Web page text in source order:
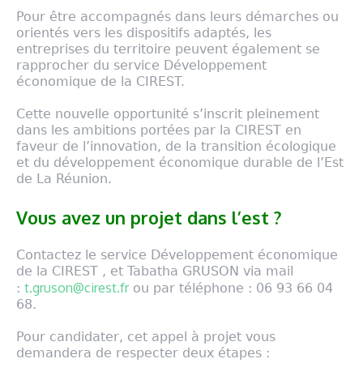
Pour être accompagnés dans leurs démarches ou
orientés vers les dispositifs adaptés, les
entreprises du territoire peuvent également se
rapprocher du service Développement
économique de la CIREST.
Cette nouvelle opportunité s’inscrit pleinement
dans les ambitions portées par la CIREST en
faveur de l’innovation, de la transition écologique
et du développement économique durable de l’Est
de La Réunion.
Vous avez un projet dans l’est ?
Contactez le service Développement économique
de la CIREST , et Tabatha GRUSON via mail
: t.gruson@cirest.frou par téléphone : 06 93 66 04
68.
Pour candidater, cet appel à projet vous
demandera de respecter deux étapes :